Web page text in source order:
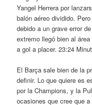
Yangel Herrera por
balón aéreo dividido.
debido a un grave error
extremo llegó bien al
a gol a placer. 23:24
El Barça sale bien de la
definir. Lo que quiere es
por la Champions, y la
ocasiones que cree que